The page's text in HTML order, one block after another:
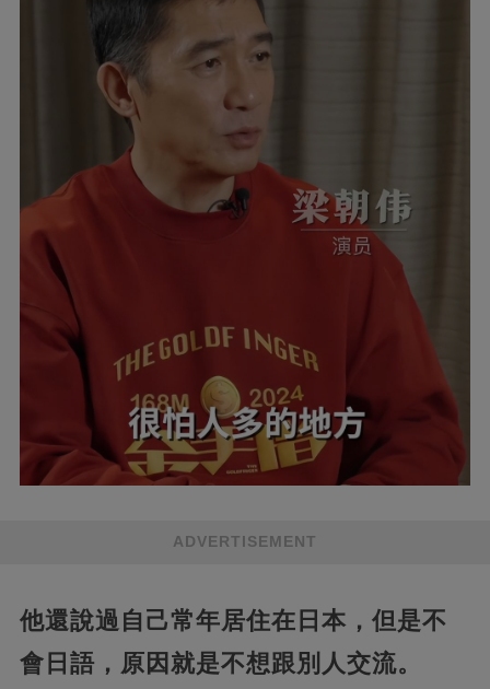
ADVERTISEMENT
他還說過自己常年居住在日本，但是不
會日語，原因就是不想跟別人交流。